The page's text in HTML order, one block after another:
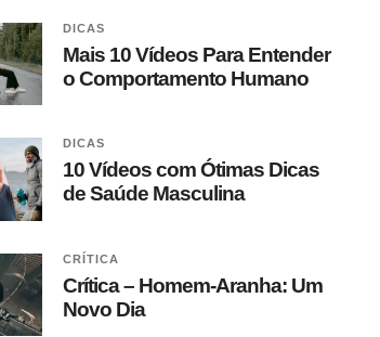
DICAS
Mais 10 Vídeos Para Entender
o Comportamento Humano
DICAS
10 Vídeos com Ótimas Dicas
de Saúde Masculina
CRÍTICA
Crítica – Homem-Aranha: Um
Novo Dia